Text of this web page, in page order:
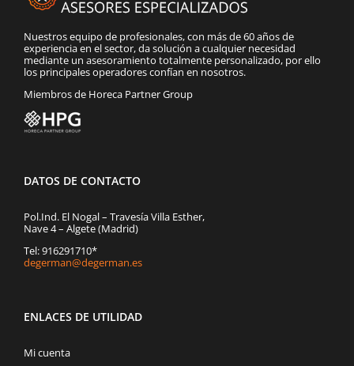
Nuestros equipo de profesionales, con más de 60 años de
experiencia en el sector, da solución a cualquier necesidad
mediante un asesoramiento totalmente personalizado, por ello
los principales operadores confían en nosotros.
Miembros de Horeca Partner Group
DATOS DE CONTACTO
Pol.Ind. El Nogal – Travesía Villa Esther,
Nave 4 – Algete (Madrid)
Tel: 916291710*
degerman@degerman.es
ENLACES DE UTILIDAD
Mi cuenta